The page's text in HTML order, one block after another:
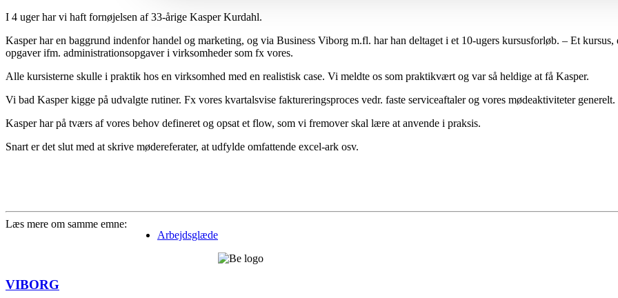
I 4 uger har vi haft fornøjelsen af 33-årige Kasper Kurdahl.
Kasper har en baggrund indenfor handel og marketing, og via Business Viborg m.fl. har han deltaget i et 10-ugers kursusforløb. – Et
opgaver ifm. administrationsopgaver i virksomheder som fx vores.
Alle kursisterne skulle i praktik hos en virksomhed med en realistisk case. Vi meldte os som praktikvært og var så heldige at få Kasper.
Vi bad Kasper kigge på udvalgte rutiner. Fx vores kvartalsvise faktureringsproces vedr. faste serviceaftaler og vores mødeaktiviteter generelt.
Kasper har på tværs af vores behov defineret og opsat et flow, som vi fremover skal lære at anvende i praksis.
Snart er det slut med at skrive mødereferater, at udfylde omfattende excel-ark osv.
Læs mere om samme emne:
Arbejdsglæde
VIBORG